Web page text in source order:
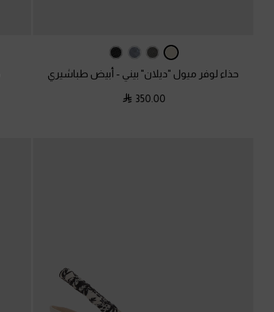
حذاء لوفر ميول "ديلان" بيني - أبيض طباشيري
350.00